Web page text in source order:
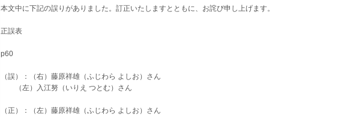
本文中に下記の誤りがありました。 訂正いたしますとともに、お詫び申し上げます。
正誤表
p60
（誤）：（右）藤原祥雄（ふじわら よしお）さん
（左）入江努（いりえ つとむ）さん
（正）：（左）藤原祥雄（ふじわら よしお）さん